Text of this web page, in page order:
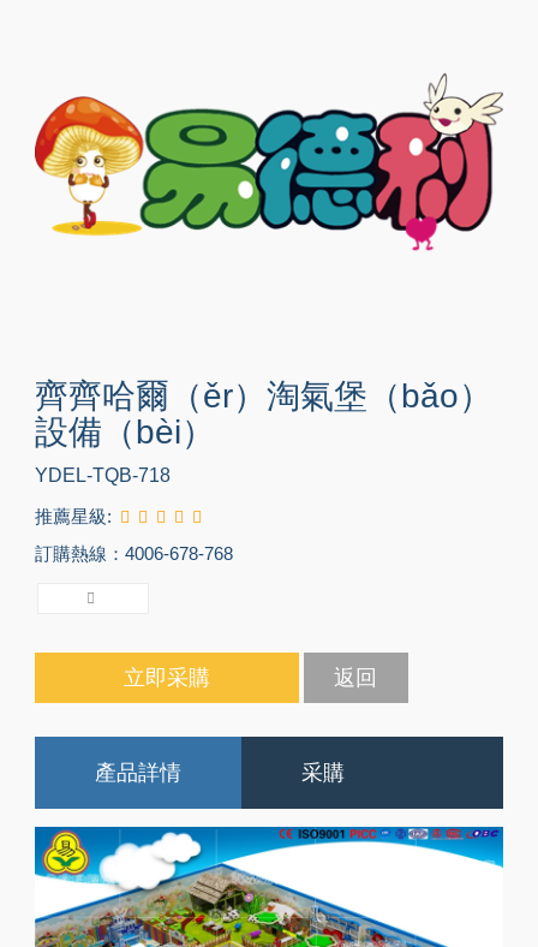
齊齊哈爾（ěr）淘氣堡（bǎo）
設備（bèi）
YDEL-TQB-718
推薦星級:
訂購熱線：4006-678-768
立即采購 返回
產品詳情 采購